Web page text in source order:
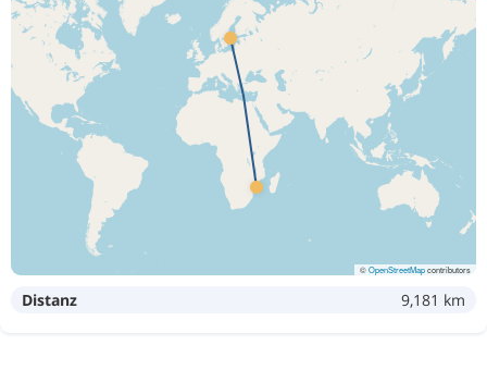
©OpenStreetMapcontributors
Distanz 9,181 km